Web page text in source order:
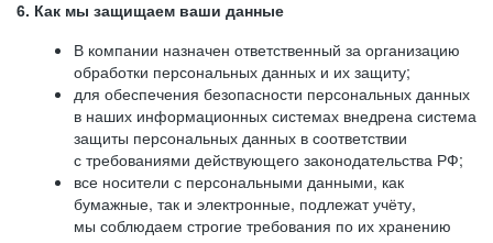
6. Как мы защищаем ваши данные
В компании назначен ответственный за организацию
обработки персональных данных и их защиту;
для обеспечения безопасности персональных данных
в наших информационных системах внедрена система
защиты персональных данных в соответствии
с требованиями действующего законодательства РФ;
все носители с персональными данными, как
бумажные, так и электронные, подлежат учёту,
мы соблюдаем строгие требования по их хранению